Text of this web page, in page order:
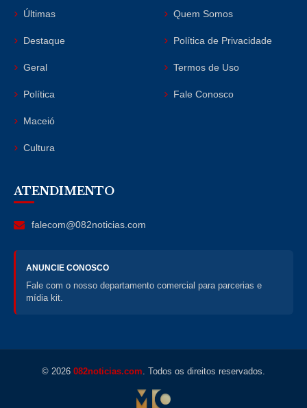
Últimas
Destaque
Geral
Política
Maceió
Cultura
Quem Somos
Política de Privacidade
Termos de Uso
Fale Conosco
ATENDIMENTO
falecom@082noticias.com
ANUNCIE CONOSCO
Fale com o nosso departamento comercial para parcerias e
mídia kit.
© 2026 082noticias.com. Todos os direitos reservados.